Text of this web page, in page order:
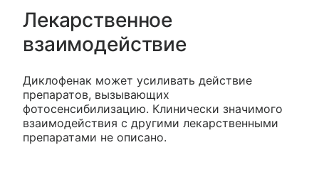
Лекарственное
взаимодействие
Диклофенак может усиливать действие
препаратов, вызывающих
фотосенсибилизацию. Клинически значимого
взаимодействия с другими лекарственными
препаратами не описано.